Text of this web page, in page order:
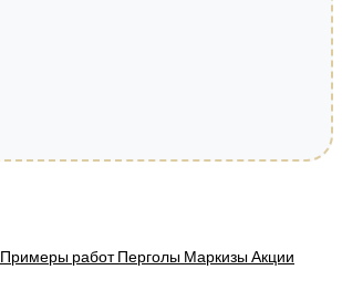
Примеры работПерголы МаркизыАкции